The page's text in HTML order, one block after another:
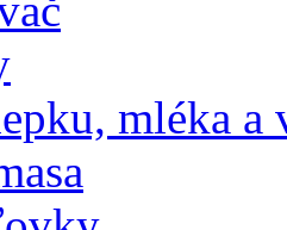
mléka a